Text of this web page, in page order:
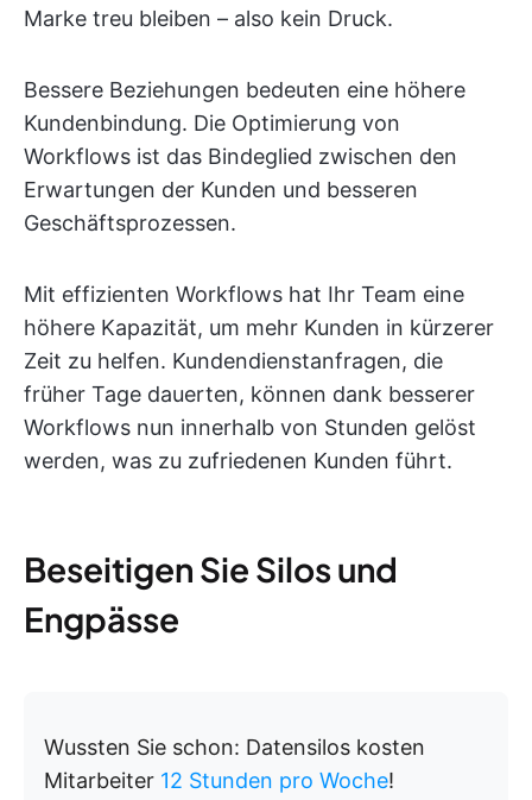
Marke treu bleiben – also kein Druck.
Bessere Beziehungen bedeuten eine höhere
Kundenbindung. Die Optimierung von
Workflows ist das Bindeglied zwischen den
Erwartungen der Kunden und besseren
Geschäftsprozessen.
Mit effizienten Workflows hat Ihr Team eine
höhere Kapazität, um mehr Kunden in kürzerer
Zeit zu helfen. Kundendienstanfragen, die
früher Tage dauerten, können dank besserer
Workflows nun innerhalb von Stunden gelöst
werden, was zu zufriedenen Kunden führt.
Beseitigen Sie Silos und
Engpässe
Wussten Sie schon: Datensilos kosten
Mitarbeiter 12 Stunden pro Woche!